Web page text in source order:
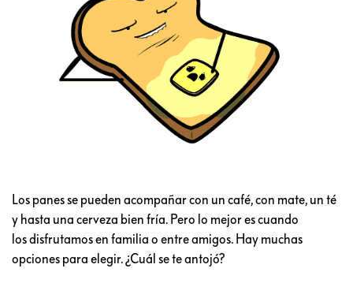
Los panes se pueden acompañar con un café, con mate, un té
y hasta una cerveza bien fría. Pero lo mejor es cuando
los disfrutamos en familia o entre amigos. Hay muchas
opciones para elegir. ¿Cuál se te antojó?